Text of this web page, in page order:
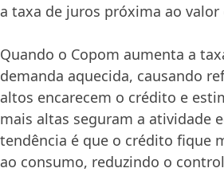
a taxa de juros próxima ao
Quando o Copom aumenta a
demanda aquecida, causando
altos encarecem o crédito e
mais altas seguram a atividade
tendência é que o crédito fique
ao consumo, reduzindo o